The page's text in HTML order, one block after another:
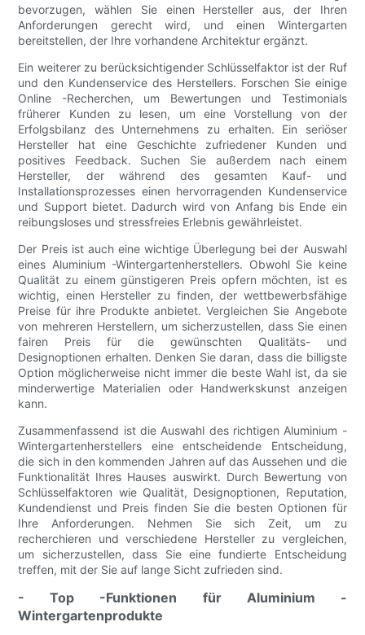
bevorzugen, wählen Sie einen Hersteller aus, der Ihren
Anforderungen gerecht wird, und einen Wintergarten
bereitstellen, der Ihre vorhandene Architektur ergänzt.
Ein weiterer zu berücksichtigender Schlüsselfaktor ist der Ruf
und den Kundenservice des Herstellers. Forschen Sie einige
Online -Recherchen, um Bewertungen und Testimonials
früherer Kunden zu lesen, um eine Vorstellung von der
Erfolgsbilanz des Unternehmens zu erhalten. Ein seriöser
Hersteller hat eine Geschichte zufriedener Kunden und
positives Feedback. Suchen Sie außerdem nach einem
Hersteller, der während des gesamten Kauf- und
Installationsprozesses einen hervorragenden Kundenservice
und Support bietet. Dadurch wird von Anfang bis Ende ein
reibungsloses und stressfreies Erlebnis gewährleistet.
Der Preis ist auch eine wichtige Überlegung bei der Auswahl
eines Aluminium -Wintergartenherstellers. Obwohl Sie keine
Qualität zu einem günstigeren Preis opfern möchten, ist es
wichtig, einen Hersteller zu finden, der wettbewerbsfähige
Preise für ihre Produkte anbietet. Vergleichen Sie Angebote
von mehreren Herstellern, um sicherzustellen, dass Sie einen
fairen Preis für die gewünschten Qualitäts- und
Designoptionen erhalten. Denken Sie daran, dass die billigste
Option möglicherweise nicht immer die beste Wahl ist, da sie
minderwertige Materialien oder Handwerkskunst anzeigen
kann.
Zusammenfassend ist die Auswahl des richtigen Aluminium -
Wintergartenherstellers eine entscheidende Entscheidung,
die sich in den kommenden Jahren auf das Aussehen und die
Funktionalität Ihres Hauses auswirkt. Durch Bewertung von
Schlüsselfaktoren wie Qualität, Designoptionen, Reputation,
Kundendienst und Preis finden Sie die besten Optionen für
Ihre Anforderungen. Nehmen Sie sich Zeit, um zu
recherchieren und verschiedene Hersteller zu vergleichen,
um sicherzustellen, dass Sie eine fundierte Entscheidung
treffen, mit der Sie auf lange Sicht zufrieden sind.
- Top -Funktionen für Aluminium -
Wintergartenprodukte